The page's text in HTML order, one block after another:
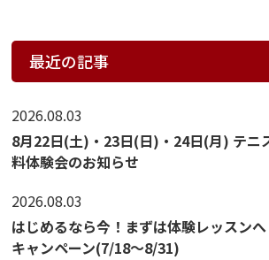
最近の記事
2026.08.03
8月22日(土)・23日(日)・24日(月) テニ
料体験会のお知らせ
2026.08.03
はじめるなら今！まずは体験レッスン
キャンペーン(7/18〜8/31)